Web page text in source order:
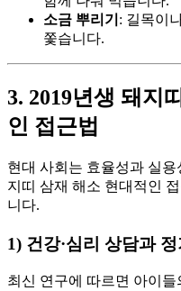
소금 뿌리기 : 길목이
쫓습니다.
3. 2019년생 돼지
인 접근법
현대 사회는 효율성과 실용
지띠 삼재 해소 현대적인
니다.
1) 건강·심리 상담과
최신 연구에 따르면 아이